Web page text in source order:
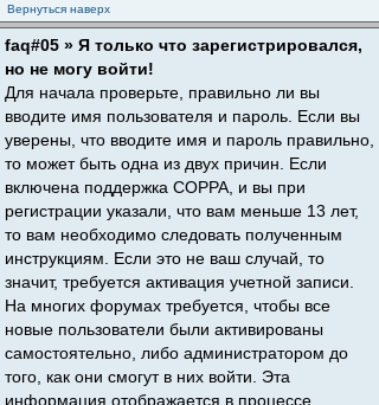
Вернуться наверх
faq#05 » Я только что зарегистрировался,
но не могу войти!
Для начала проверьте, правильно ли вы
вводите имя пользователя и пароль. Если вы
уверены, что вводите имя и пароль правильно,
то может быть одна из двух причин. Если
включена поддержка COPPA, и вы при
регистрации указали, что вам меньше 13 лет,
то вам необходимо следовать полученным
инструкциям. Если это не ваш случай, то
значит, требуется активация учетной записи.
На многих форумах требуется, чтобы все
новые пользователи были активированы
самостоятельно, либо администратором до
того, как они смогут в них войти. Эта
информация отображается в процессе